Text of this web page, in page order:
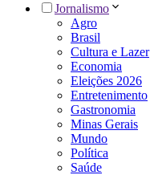
Jornalismo
Agro
Brasil
Cultura e Lazer
Economia
Eleições 2026
Entretenimento
Gastronomia
Minas Gerais
Mundo
Política
Saúde